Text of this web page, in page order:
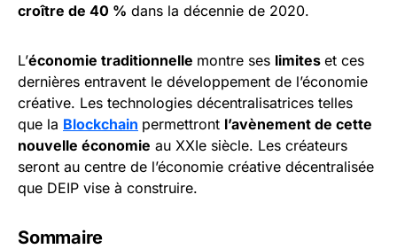
croître de 40 % dans la décennie de 2020.
L’économie traditionnelle montre ses limites et ces
dernières entravent le développement de l’économie
créative. Les technologies décentralisatrices telles
que la Blockchain permettront l’avènement de cette
nouvelle économie au XXIe siècle. Les créateurs
seront au centre de l’économie créative décentralisée
que DEIP vise à construire.
Sommaire